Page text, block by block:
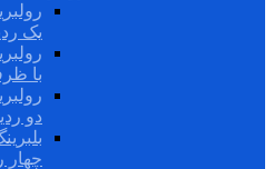
یک
با
دو
چهار